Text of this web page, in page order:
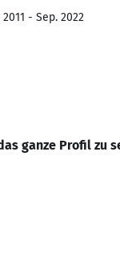
- Sep. 2022
ganze Profil zu